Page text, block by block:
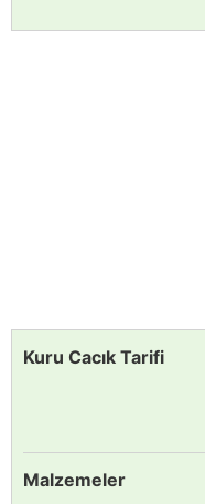
Kuru Cacık Tarifi
Malzemeler